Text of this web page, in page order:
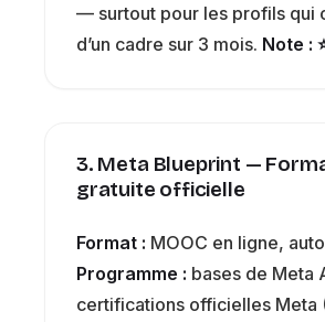
— surtout pour les profils qui
d’un cadre sur 3 mois. Note :
3. Meta Blueprint —
gratuite officielle
Format : MOOC en ligne,
Programme : bases de Meta
certifications officielles Meta